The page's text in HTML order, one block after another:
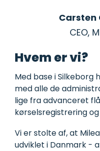
Carsten
CEO,
Hvem er vi?
Med base i
med alle de
lige fra advanceret
kørselsregistrering
Vi er stolte af, at
udviklet i Danmark -